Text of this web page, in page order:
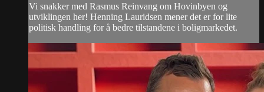
Vi snakker med Rasmus Reinvang om Hovinbyen og
utviklingen her! Henning Lauridsen mener det er for lite
politisk handling for å bedre tilstandene i boligmarkedet.